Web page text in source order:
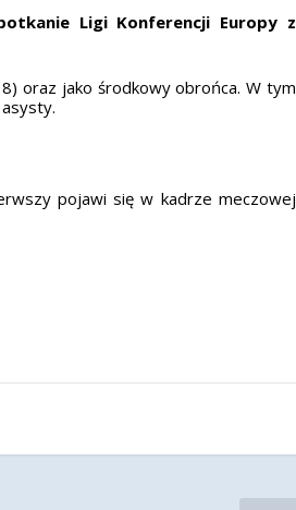
Ligi Konferencji Europy z
oraz jako środkowy obrońca. W tym
pojawi się w kadrze meczowej